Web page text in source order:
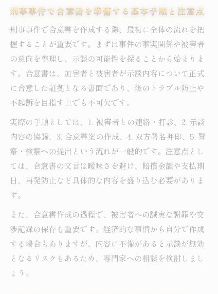
刑事事件で役立つ合意書作成の基本情報
練馬区で相談できる刑事事件合意書サポー
合意書作成前に知りたい刑事事件の流れと
注意点
刑事事件合意書で経済的負担を減らす方法
無料相談を利用した合意書作成の進め方
経済的負担を抑えて刑事事件に臨む合意書の工
夫
刑事事件で合意書作成費用を抑える工夫と
は
お金がない人に適した刑事事件合意書対策
無料相談を活用した合意書費用削減のコツ
刑事事件で経済的な負担を軽減する合意書
作成
示談成立を目指すなら意識したい合意書作成法
刑事事件で合意書を準備する基本手順と注意点
刑事事件で合意書を作成する際、最初に全体の流れを把
握することが重要です。まずは事件の事実関係や被害者
の意向を整理し、示談の可能性を探ることから始まりま
す。合意書は、加害者と被害者が示談内容について正式
に合意した証拠となる書面であり、後のトラブル防止や
不起訴を目指す上でも不可欠です。
実際の手順としては、1. 被害者との連絡・打診、2. 示談
内容の協議、3. 合意書案の作成、4. 双方署名押印、5. 警
察・検察への提出という流れが一般的です。注意点とし
ては、合意書の文言は曖昧さを避け、賠償金額や支払期
日、再発防止など具体的な内容を盛り込む必要がありま
す。
また、合意書作成の過程で、被害者への誠実な謝罪や交
渉記録の保存も重要です。経済的な事情から自分で作成
する場合もありますが、内容に不備があると示談が無効
となるリスクもあるため、専門家への相談を検討しまし
ょう。